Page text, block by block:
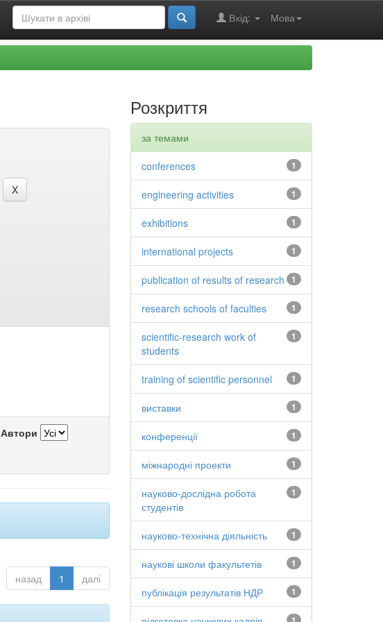
Мова
Вхід:
Автори
назад 1 далі
Розкриття
за темами
1
conferences
1
engineering activities
1
exhibitions
1
international projects
1
publication of results of research
1
research schools of faculties
1
scientific-research work of
students
1
training of scientific personnel
1
виставки
1
конференції
1
міжнародні проекти
1
науково-дослідна робота
студентів
1
науково-технічна діяльність
1
наукові школи факультетів
1
публікація результатів НДР